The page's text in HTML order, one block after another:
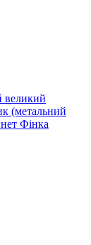
великий
(метальний
Фінка